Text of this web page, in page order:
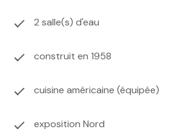
Les informations sur les risques
2 salle(s) d'eau
construit en 1958
cuisine américaine (équipée)
exposition Nord